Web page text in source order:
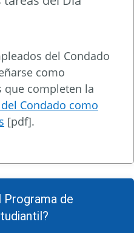
del Condado
como
que completen la
Condado como
[pdf].
Programa de